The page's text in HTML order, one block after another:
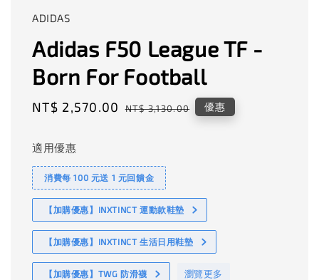
ADIDAS
Adidas F50 League TF -
Born For Football
Sale
NT$ 2,570.00 Regular
NT$ 3,130.00 優惠
適用優惠
消費每 100 元送 1 元回饋金
【加購優惠】INXTINCT 運動款鞋墊
【加購優惠】INXTINCT 生活日用鞋墊
【加購優惠】TWG 防滑襪 瀏覽更多